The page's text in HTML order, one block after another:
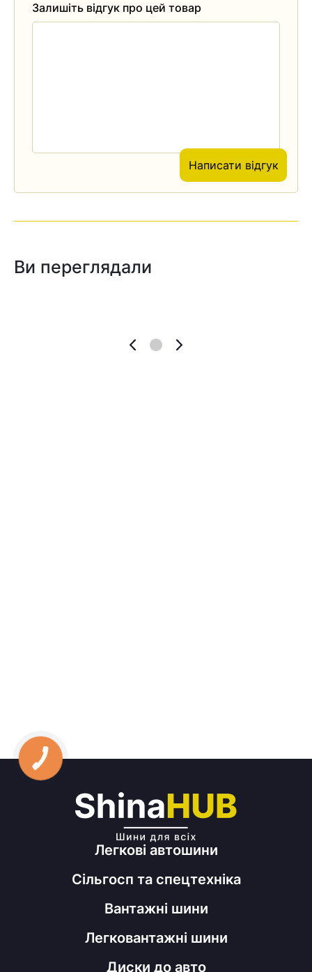
Залишіть відгук про цей товар
Написати відгук
Ви переглядали
Легкові автошини
Сільгосп та спецтехніка
Вантажні шини
Легковантажні шини
Диски до авто